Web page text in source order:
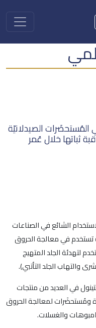
المُستحضَرات الصيدلانيّة
ثباتها خلال عُمر
الشائع في الصناعات
تستخدم في معالجة الحروق
لتهدئة الجلد المتهيج
والتهاب الجلد التأتبي).
في العديد من منتجات
ومُستحضَرات لمعالجة الحروق
والغسلات.